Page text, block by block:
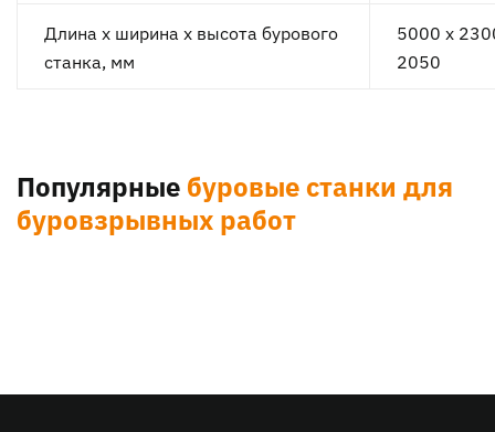
Длина х ширина х высота бурового
станка, мм
5000 x
2050
Популярные буровые станки для
буровзрывных работ